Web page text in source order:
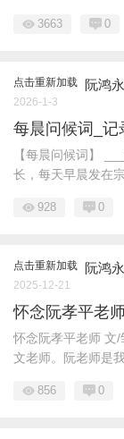
3663 0
点击重新加载 阮鸿永
2026-1-3
每晨问候词_记
【每晨问候词】
长，每天早晨发在
928 0
点击重新加载 阮鸿永
2025-12-21
怀念阮孝平老
怀念阮孝平老师 文
文老师。阮老师是
856 0